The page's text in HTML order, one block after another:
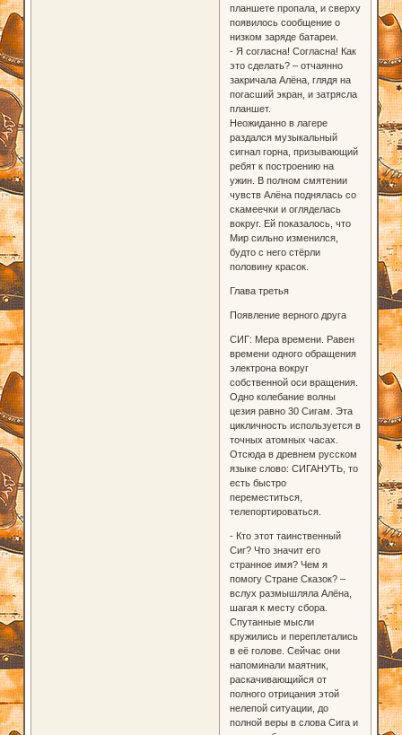
планшете пропала, и сверху
появилось сообщение о
низком заряде батареи.
- Я согласна! Согласна! Как
это сделать? – отчаянно
закричала Алёна, глядя на
погасший экран, и затрясла
планшет.
Неожиданно в лагере
раздался музыкальный
сигнал горна, призывающий
ребят к построению на
ужин. В полном смятении
чувств Алёна поднялась со
скамеечки и огляделась
вокруг. Ей показалось, что
Мир сильно изменился,
будто с него стёрли
половину красок.
Глава третья
Появление верного друга
СИГ: Мера времени. Равен
времени одного обращения
электрона вокруг
собственной оси вращения.
Одно колебание волны
цезия равно 30 Сигам. Эта
цикличность используется в
точных атомных часах.
Отсюда в древнем русском
языке слово: СИГАНУТЬ, то
есть быстро
переместиться,
телепортироваться.
- Кто этот таинственный
Сиг? Что значит его
странное имя? Чем я
помогу Стране Сказок? –
вслух размышляла Алёна,
шагая к месту сбора.
Спутанные мысли
кружились и переплетались
в её голове. Сейчас они
напоминали маятник,
раскачивающийся от
полного отрицания этой
нелепой ситуации, до
полной веры в слова Сига и